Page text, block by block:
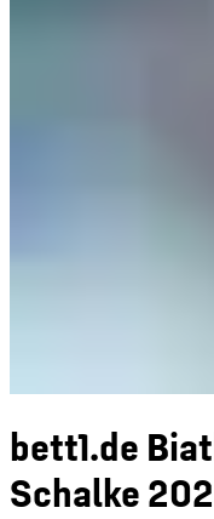
bett1.de
Schalke